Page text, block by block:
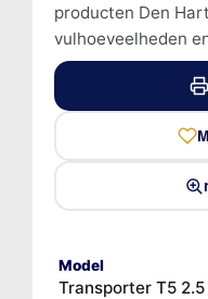
producten Den
vulhoeveelheden
Model
Transporter T5 2.5